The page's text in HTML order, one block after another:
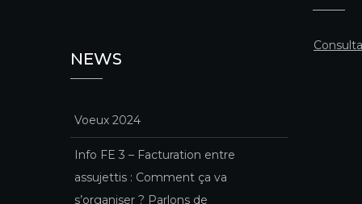
NEWS
Voeux 2024
Info FE 3 – Facturation entre
assujettis : Comment ça va
s’organiser ? Parlons de